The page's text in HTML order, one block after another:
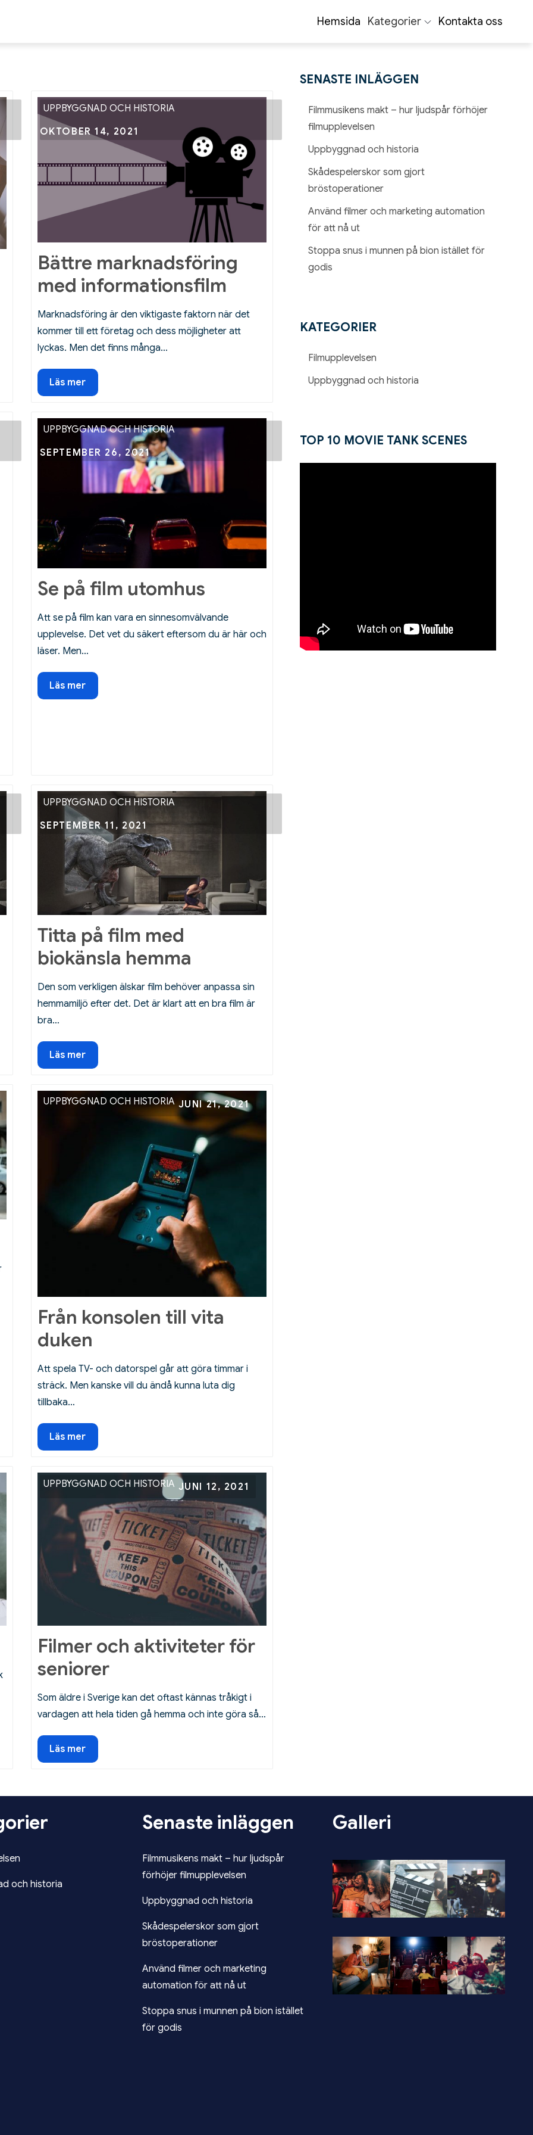
Hemsida Kategorier Kontakta oss
UPPBYGGNAD OCH HISTORIA
Posted
OKTOBER 14, 2021
Bättre marknadsföring
med informationsfilm
Marknadsföring är den viktigaste faktorn när det
kommer till ett företag och dess möjligheter att
lyckas. Men det finns många…
Bättre
marknadsföring
informationsfilm
Läs mer
UPPBYGGNAD OCH HISTORIA
Posted
SEPTEMBER 26, 2021
Se på film utomhus
Att se på film kan vara en sinnesomvälvande
upplevelse. Det vet du säkert eftersom du är här och
läser. Men…
Se
på
Läs mer
UPPBYGGNAD OCH HISTORIA
Posted
SEPTEMBER 11, 2021
Titta på film med
biokänsla hemma
Den som verkligen älskar film behöver anpassa sin
hemmamiljö efter det. Det är klart att en bra film är
bra…
Titta
på
med
Läs mer
UPPBYGGNAD OCH HISTORIA Posted
on
JUNI 21, 2021
Från konsolen till vita
duken
Att spela TV- och datorspel går att göra timmar i
sträck. Men kanske vill du ändå kunna luta dig
tillbaka…
Från
konsolen
vita
Läs mer
UPPBYGGNAD OCH HISTORIA Posted
on
JUNI 12, 2021
Filmer och aktiviteter för
seniorer
Som äldre i Sverige kan det oftast kännas tråkigt i
vardagen att hela tiden gå hemma och inte göra så…
Filmer
och
för
Läs mer
Inläggsnavigering
Older
SENASTE INLÄGGEN
Filmmusikens makt – hur ljudspår förhöjer
filmupplevelsen
Uppbyggnad och historia
Skådespelerskor som gjort
bröstoperationer
Använd filmer och marketing automation
för att nå ut
Stoppa snus i munnen på bion istället för
godis
KATEGORIER
Filmupplevelsen
Uppbyggnad och historia
TOP 10 MOVIE TANK SCENES
och historia
Senaste inläggen
Filmmusikens makt – hur ljudspår
förhöjer filmupplevelsen
Uppbyggnad och historia
Skådespelerskor som gjort
bröstoperationer
Använd filmer och marketing
automation för att nå ut
Stoppa snus i munnen på bion istället
för godis
Galleri